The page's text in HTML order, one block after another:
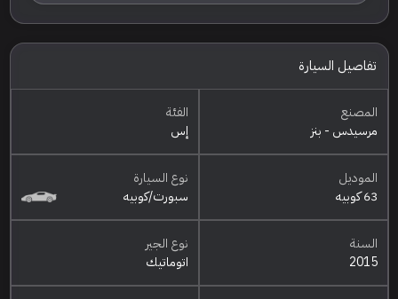
تفاصيل السيارة
المصنع
مرسيدس - بنز
الفئة
إس
الموديل
63 كوبيه
نوع السيارة
سبورت/كوبيه
السنة
2015
نوع الجير
اتوماتيك